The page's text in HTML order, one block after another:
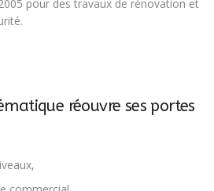
pour des travaux de rénovation et
réouvre ses portes